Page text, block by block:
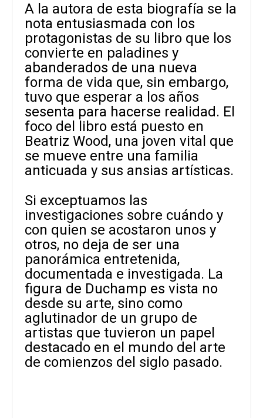
A la autora de esta biografía se la
nota entusiasmada con los
protagonistas de su libro que los
convierte en paladines y
abanderados de una nueva
forma de vida que, sin embargo,
tuvo que esperar a los años
sesenta para hacerse realidad. El
foco del libro está puesto en
Beatriz Wood, una joven vital que
se mueve entre una familia
anticuada y sus ansias artísticas.
Si exceptuamos las
investigaciones sobre cuándo y
con quien se acostaron unos y
otros, no deja de ser una
panorámica entretenida,
documentada e investigada. La
figura de Duchamp es vista no
desde su arte, sino como
aglutinador de un grupo de
artistas que tuvieron un papel
destacado en el mundo del arte
de comienzos del siglo pasado.